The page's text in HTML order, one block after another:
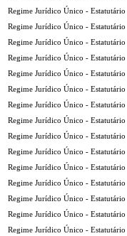
Regime Jurídico Único - Estatutário
Regime Jurídico Único - Estatutário
Regime Jurídico Único - Estatutário
Regime Jurídico Único - Estatutário
Regime Jurídico Único - Estatutário
Regime Jurídico Único - Estatutário
Regime Jurídico Único - Estatutário
Regime Jurídico Único - Estatutário
Regime Jurídico Único - Estatutário
Regime Jurídico Único - Estatutário
Regime Jurídico Único - Estatutário
Regime Jurídico Único - Estatutário
Regime Jurídico Único - Estatutário
Regime Jurídico Único - Estatutário
Regime Jurídico Único - Estatutário